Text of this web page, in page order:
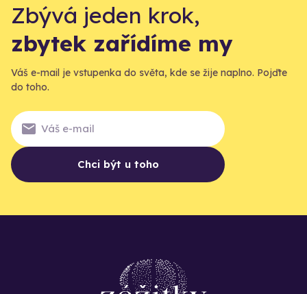
Zbývá jeden krok,
zbytek zařídíme my
Váš e-mail je vstupenka do světa, kde se žije naplno. Pojďte
do toho.
Chci být u toho